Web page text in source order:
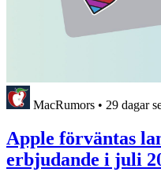
MacRumors • 29 dagar
Apple förväntas
erbjudande i juli